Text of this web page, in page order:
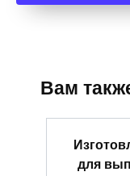
Вам
для